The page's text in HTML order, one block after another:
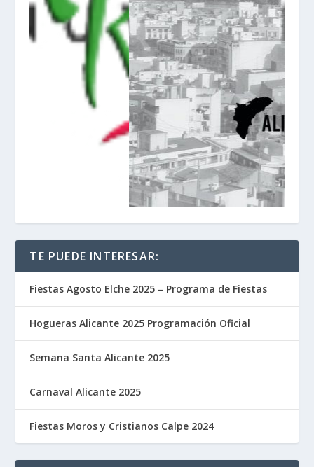
TE PUEDE INTERESAR:
Fiestas Agosto Elche 2025 – Programa de Fiestas
Hogueras Alicante 2025 Programación Oficial
Semana Santa Alicante 2025
Carnaval Alicante 2025
Fiestas Moros y Cristianos Calpe 2024